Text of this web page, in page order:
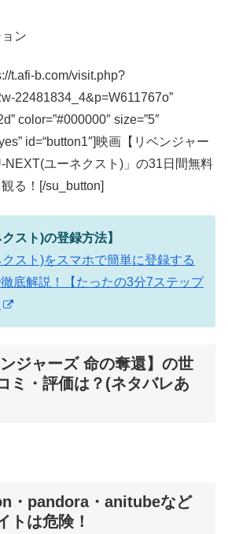
ン
t.afi-b.com/visit.php?
22481834_4&p=W611767o”
color=”#000000″ size=”5″
id=“button1″]映画【リベンジャー
NEXT(ユーネクスト)」の31日間無料
る！[/su_button]
スト)の登録方法】
クスト)をスマホで簡単に登録する
底解説！【たったの3分7ステップ
ジャーズ 命の奪還】の世
ミ・評価は？(ネタバレあ
・pandora・anitubeなど
トは危険！